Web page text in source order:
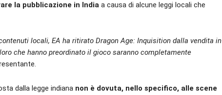
la pubblicazione in India a causa di alcune leggi locali che
locali, EA ha ritirato Dragon Age: Inquisition dalla vendita in
che hanno preordinato il gioco saranno completamente
dalla legge indiana non è dovuta, nello specifico, alle scene